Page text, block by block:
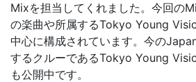
Mixを担当してくれました。今回の
の楽曲や所属するTokyo Young
中心に構成されています。今の
するクルーであるTokyo Young
も公開中です。